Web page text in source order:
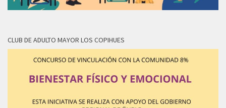
CLUB DE ADULTO MAYOR LOS COPIHUES